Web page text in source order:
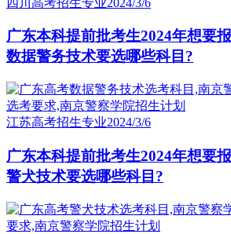
广东本科提前批考生2024年想要
数据警务技术要选哪些科目?
江苏高考招生专业2024/3/6
广东本科提前批考生2024年想要
警犬技术要选哪些科目?